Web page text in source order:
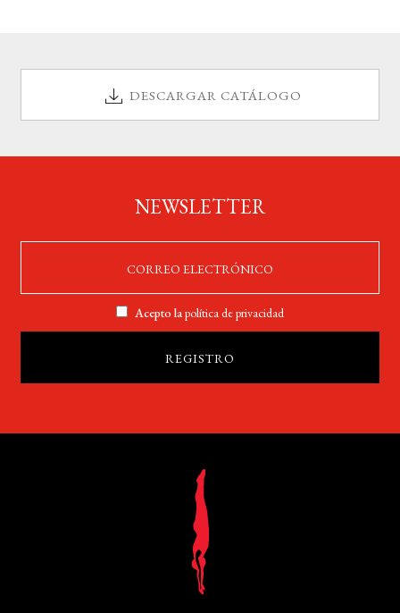
DESCARGAR CATÁLOGO
NEWSLETTER
Acepto lapolítica de privacidad